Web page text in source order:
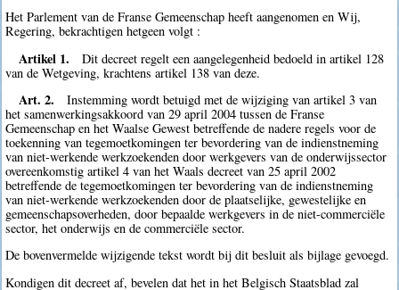
Het Parlement van de Franse Gemeenschap heeft aangenomen en Wij,
Regering, bekrachtigen hetgeen volgt :
Artikel 1.
Dit decreet regelt een aangelegenheid bedoeld in artikel 128
van de Wetgeving, krachtens artikel 138 van deze.
Art. 2.
Instemming wordt betuigd met de wijziging van artikel 3 van
het samenwerkingsakkoord van 29 april 2004 tussen de Franse
Gemeenschap en het Waalse Gewest betreffende de nadere regels voor de
toekenning van tegemoetkomingen ter bevordering van de indienstneming
van niet-werkende werkzoekenden door werkgevers van de onderwijssector
overeenkomstig artikel 4 van het Waals decreet van 25 april 2002
betreffende de tegemoetkomingen ter bevordering van de indienstneming
van niet-werkende werkzoekenden door de plaatselijke, gewestelijke en
gemeenschapsoverheden, door bepaalde werkgevers in de niet-commerciële
sector, het onderwijs en de commerciële sector.
De bovenvermelde wijzigende tekst wordt bij dit besluit als bijlage gevoegd.
Kondigen dit decreet af, bevelen dat het in het Belgisch Staatsblad zal